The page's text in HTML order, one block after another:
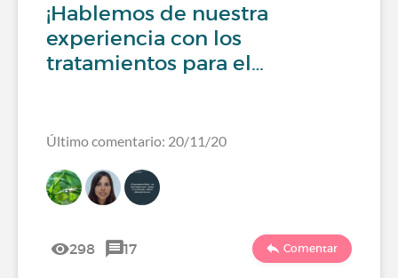
¡Hablemos de nuestra
experiencia con los
tratamientos para el…
Último comentario: 20/11/20
298 17 Comentar